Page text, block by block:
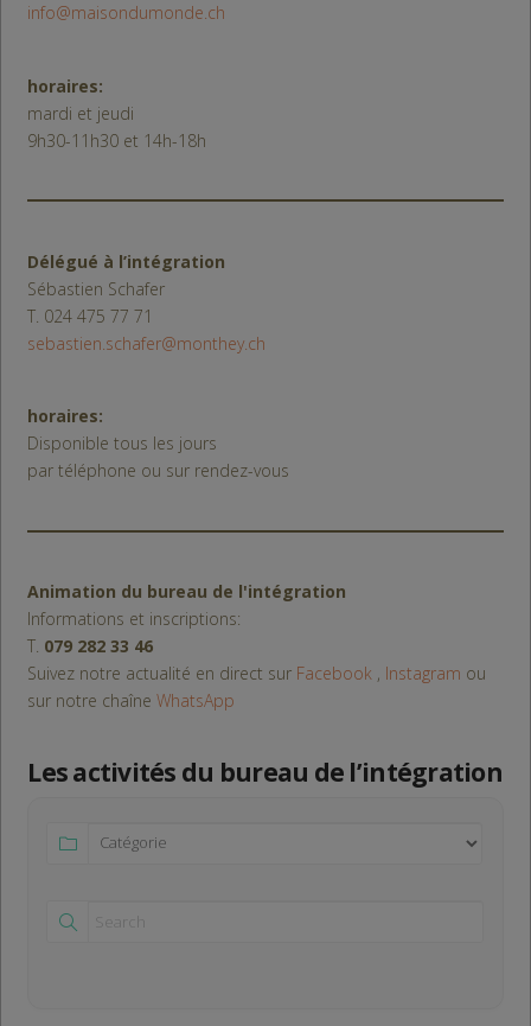
info@maisondumonde.ch
horaires:
mardi et jeudi
9h30-11h30 et 14h-18h
Délégué à l’intégration
Sébastien Schafer
T. 024 475 77 71
sebastien.schafer@monthey.ch
horaires:
Disponible tous les jours
par téléphone ou sur rendez-vous
Animation du bureau de l'intégration
Informations et inscriptions:
T. 079 282 33 46
Suivez notre actualité en direct sur Facebook , Instagram ou
sur notre chaîneWhatsApp
Les activités du bureau de l’intégration